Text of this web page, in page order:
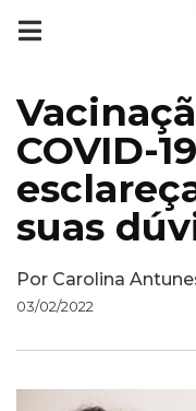
COVID-
suas
Por Carolina
03/02/2022